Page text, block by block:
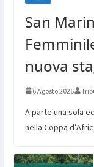
San
nuova
6 Agosto 2026
A parte una sola
nella Coppa